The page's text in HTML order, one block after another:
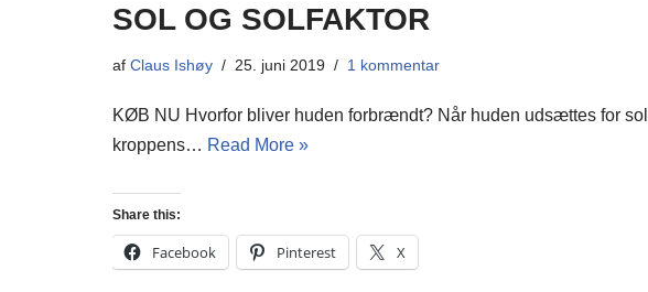
SOL OG SOLFAKTOR
af Claus Ishøy 25. juni 2019 1 kommentar
KØB NU Hvorfor bliver huden forbrændt? Når huden udsættes for
kroppens… Read More »
Share this:
Facebook Pinterest X